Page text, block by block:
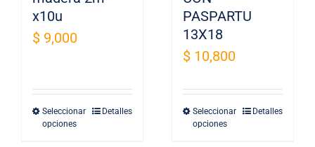
página
de
pueden
en
página
de
x10u
$ 9,000
Seleccionar
opciones
Este Detalles
PASPARTU
13X18
$ 10,800
Seleccionar
opciones
Este Detalles